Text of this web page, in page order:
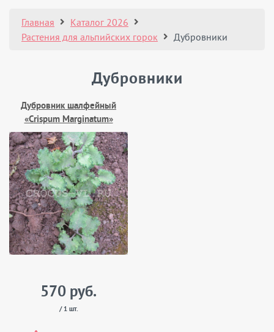
Главная
Каталог 2026
Растения для альпийских горок
Дубровники
Дубровники
Дубровник шалфейный
«Crispum Marginatum»
570 руб.
/ 1 шт.